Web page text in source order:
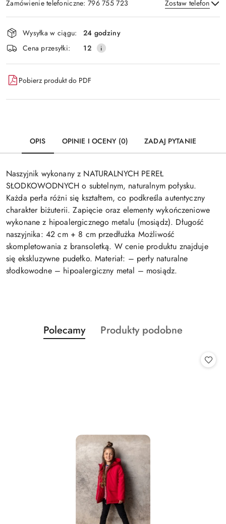
Zamówienie telefoniczne: 796 755 723 Zostaw telefon
Wyślij
Dostępność
i
dostawa
Wysyłka w ciągu:
24 godziny
Cena przesyłki:
12
Pobierz produkt do PDF
OPIS OPINIE I OCENY (0) ZADAJ PYTANIE
Naszyjnik wykonany z NATURALNYCH PEREŁ
SŁODKOWODNYCH o subtelnym, naturalnym połysku.
Każda perła różni się kształtem, co podkreśla autentyczny
charakter biżuterii. Zapięcie oraz elementy wykończeniowe
wykonane z hipoalergicznego metalu (mosiądz). Długość
naszyjnika: 42 cm + 8 cm przedłużka Możliwość
skompletowania z bransoletką. W cenie produktu znajduje
się ekskluzywne pudełko. Materiał: – perły naturalne
słodkowodne – hipoalergiczny metal – mosiądz.
Pomiń karuzelę produktów
Produkty
o
Polecamy
Produkty
Produkty podobne